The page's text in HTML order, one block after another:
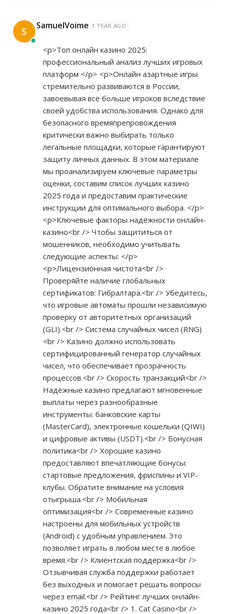
S SamuelVoime 1 YEAR AGO
<p>Топ онлайн казино 2025:
профессиональный анализ лучших игровых
платформ </p> <p>Онлайн азартные игры
стремительно развиваются в России,
завоевывая всё больше игроков вследствие
своей удобства использования. Однако для
безопасного времяпрепровождения
критически важно выбирать только
легальные площадки, которые гарантируют
защиту личных данных. В этом материале
мы проанализируем ключевые параметры
оценки, составим список лучших казино
2025 года и предоставим практические
инструкции для оптимального выбора. </p>
<p>Ключевые факторы надёжности онлайн-
казино<br /> Чтобы защититься от
мошенников, необходимо учитывать
следующие аспекты: </p>
<p>Лицензионная чистота<br />
Проверяйте наличие глобальных
сертификатов: Гибралтара.<br /> Убедитесь,
что игровые автоматы прошли независимую
проверку от авторитетных организаций
(GLI).<br /> Система случайных чисел (RNG)
<br /> Казино должно использовать
сертифицированный генератор случайных
чисел, что обеспечивает прозрачность
процессов.<br /> Скорость транзакций<br />
Надёжные казино предлагают мгновенные
выплаты через разнообразные
инструменты: банковские карты
(MasterCard), электронные кошельки (QIWI)
и цифровые активы (USDT).<br /> Бонусная
политика<br /> Хорошие казино
предоставляют впечатляющие бонусы:
стартовые предложения, фриспины и VIP-
клубы. Обратите внимание на условия
отыгрыша.<br /> Мобильная
оптимизация<br /> Современные казино
настроены для мобильных устройств
(Android) с удобным управлением. Это
позволяет играть в любом месте в любое
время.<br /> Клиентская поддержка<br />
Отзывчивая служба поддержки работает
без выходных и помогает решать вопросы
через email.<br /> Рейтинг лучших онлайн-
казино 2025 года<br /> 1. Cat Casino<br />